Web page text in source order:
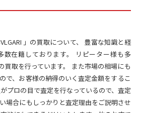
」の買取について、 豊富な知識と経
数在籍しております。 リピーター様も多
買取を行っています。 また市場の相場にも
で、お客様の納得のいく査定金額をするこ
プロの目で査定を行なっているので、査定
場合にもしっかりと査定理由をご説明させ